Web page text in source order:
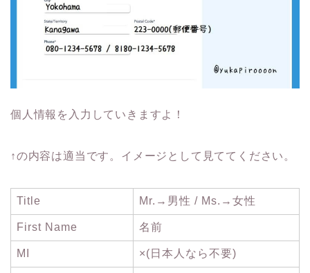
個人情報を入力していきますよ！
↑の内容は適当です。イメージとして見ててください。
Title Mr.→男性 / Ms.→女性
First Name 名前
MI ×(日本人なら不要)